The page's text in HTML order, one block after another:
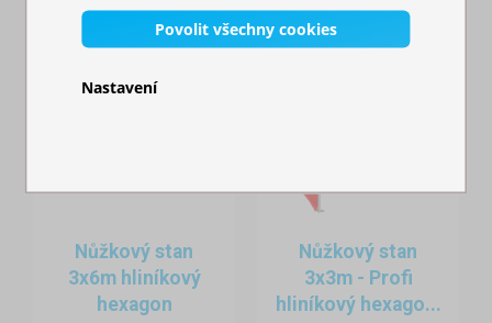
Nůžkový stan
3x6m hliníkový
hexagon
Nůžkový stan
3x3m - Profi
hliníkový hexago...
Povolit všechny cookies
Nastavení